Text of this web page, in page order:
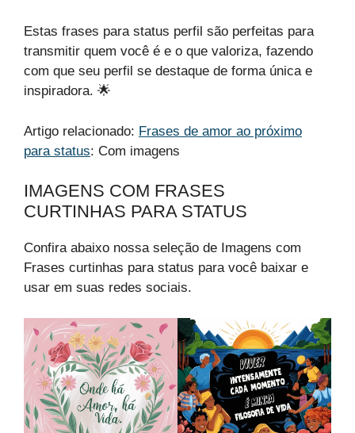
Estas frases para status perfil são perfeitas para
transmitir quem você é e o que valoriza, fazendo
com que seu perfil se destaque de forma única e
inspiradora. 🌟
Artigo relacionado: Frases de amor ao próximo
para status: Com imagens
IMAGENS COM FRASES
CURTINHAS PARA STATUS
Confira abaixo nossa seleção de Imagens com
Frases curtinhas para status para você baixar e
usar em suas redes sociais.